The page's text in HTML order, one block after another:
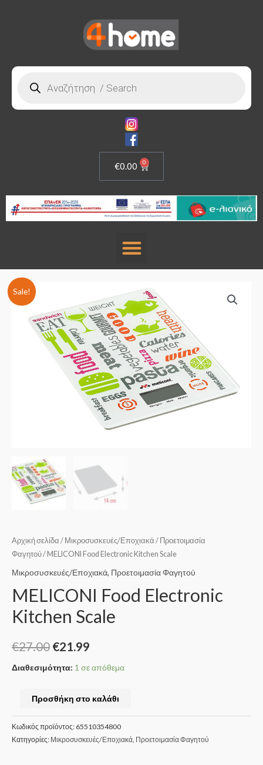
€0.00 0
Sale!
Αρχική σελίδα / Μικροσυσκευές/Εποχιακά / Προετοιμασία
Φαγητού/ MELICONI Food Electronic Kitchen Scale
Μικροσυσκευές/Εποχιακά, Προετοιμασία Φαγητού
MELICONI Food Electronic
Kitchen Scale
€27.00 €21.99
Διαθεσιμότητα: 1 σε απόθεμα
Προσθήκη στο καλάθι
Κωδικός προϊόντος: 65510354800
Κατηγορίες: Μικροσυσκευές/Εποχιακά Προετοιμασία Φαγητού